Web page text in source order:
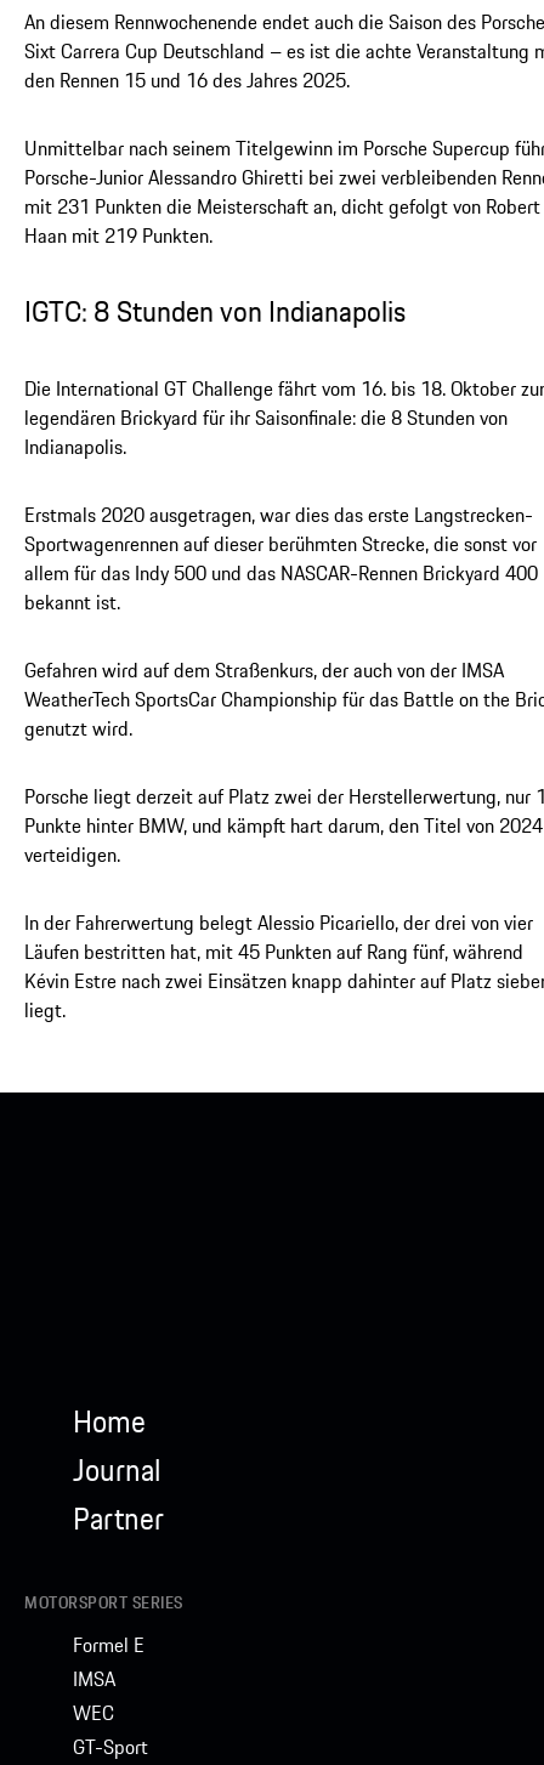
An diesem Rennwochenende endet auch die Saison des Porsche
Sixt Carrera Cup Deutschland – es ist die achte Veranstaltung
den Rennen 15 und 16 des Jahres 2025.
Unmittelbar nach seinem Titelgewinn im Porsche Supercup
Porsche-Junior Alessandro Ghiretti bei zwei verbleibenden
mit 231 Punkten die Meisterschaft an, dicht gefolgt von
Haan mit 219 Punkten.
IGTC: 8 Stunden von Indianapolis
Die International GT Challenge fährt vom 16. bis 18. Oktober
legendären Brickyard für ihr Saisonfinale: die 8 Stunden von
Indianapolis.
Erstmals 2020 ausgetragen, war dies das erste Langstrecken-
Sportwagenrennen auf dieser berühmten Strecke, die sonst vor
allem für das Indy 500 und das NASCAR-Rennen Brickyard 400
bekannt ist.
Gefahren wird auf dem Straßenkurs, der auch von der IMSA
WeatherTech SportsCar Championship für das Battle on the
genutzt wird.
Porsche liegt derzeit auf Platz zwei der Herstellerwertung, nur
Punkte hinter BMW, und kämpft hart darum, den Titel von
verteidigen.
In der Fahrerwertung belegt Alessio Picariello, der drei von vier
Läufen bestritten hat, mit 45 Punkten auf Rang fünf, während
Kévin Estre nach zwei Einsätzen knapp dahinter auf Platz
liegt.
Home
Journal
Partner
MOTORSPORT SERIES
Formel E
IMSA
WEC
GT-Sport